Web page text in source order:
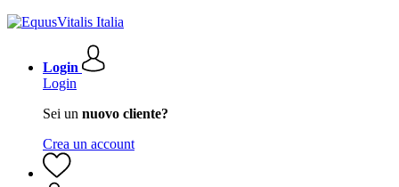
Login
Login
Sei un nuovo cliente?
Crea un account